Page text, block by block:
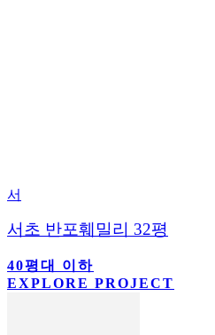
서
서초 반포훼밀리 32평
40평대 이하
EXPLORE PROJECT